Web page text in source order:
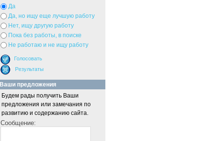
Да
Да, но ищу еще лучшую работу
Нет, ищу другую работу
Пока без работы, в поиске
Не работаю и не ищу работу
Ваши предложения
Будем рады получить Ваши
предложения или замечания по
развитию и содержанию сайта.
Сообщение: